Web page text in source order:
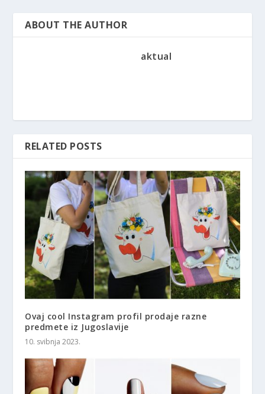
ABOUT THE AUTHOR
aktual
RELATED POSTS
Ovaj cool Instagram profil prodaje razne
predmete iz Jugoslavije
10. svibnja 2023.